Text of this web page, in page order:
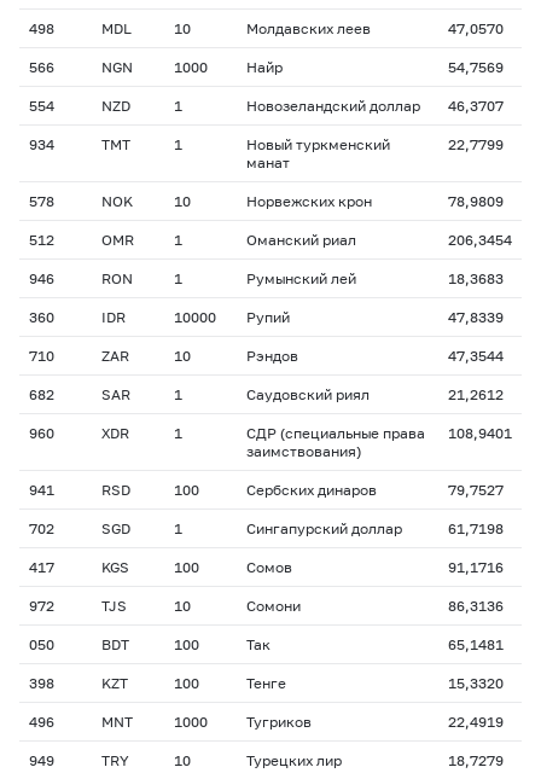
498 MDL 10 Молдавских леев 47,0570
566 NGN 1000 Найр 54,7569
554 NZD 1 Новозеландский доллар 46,3707
934 TMT 1
Новый туркменский
манат
22,7799
578 NOK 10 Норвежских крон 78,9809
512 OMR 1 Оманский риал 206,3454
946 RON 1 Румынский лей 18,3683
360 IDR 10000 Рупий 47,8339
710 ZAR 10 Рэндов 47,3544
682 SAR 1 Саудовский риял 21,2612
960 XDR 1
СДР (специальные права
заимствования)
108,9401
941 RSD 100 Сербских динаров 79,7527
702 SGD 1 Сингапурский доллар 61,7198
417 KGS 100 Сомов 91,1716
972 TJS 10 Сомони 86,3136
050 BDT 100 Так 65,1481
398 KZT 100 Тенге 15,3320
496 MNT 1000 Тугриков 22,4919
949 TRY 10 Турецких лир 18,7279